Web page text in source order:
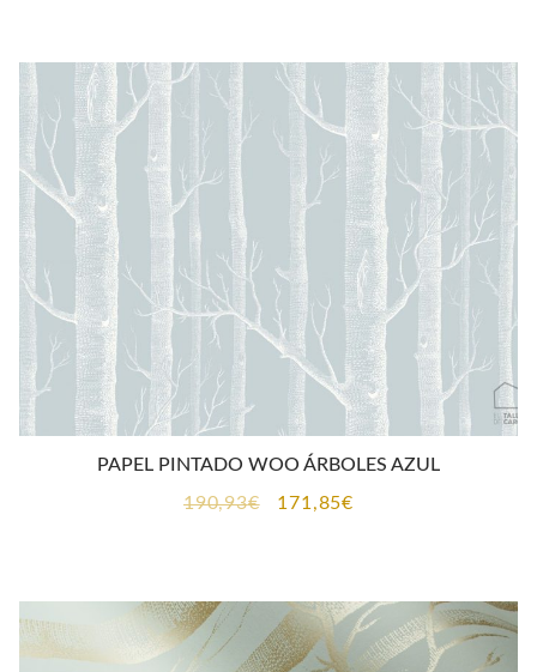
PAPEL PINTADO WOO ÁRBOLES AZUL
190,93€
El
era:
190,93€.
171,85€El
es:
171,85€.